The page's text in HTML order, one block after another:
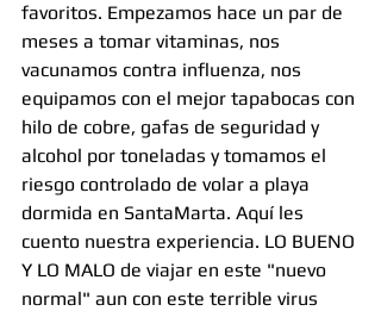
favoritos. Empezamos hace un par de
meses a tomar vitaminas, nos
vacunamos contra influenza, nos
equipamos con el mejor tapabocas con
hilo de cobre, gafas de seguridad y
alcohol por toneladas y tomamos el
riesgo controlado de volar a playa
dormida en SantaMarta. Aquí les
cuento nuestra experiencia. LO BUENO
Y LO MALO de viajar en este "nuevo
normal" aun con este terrible virus